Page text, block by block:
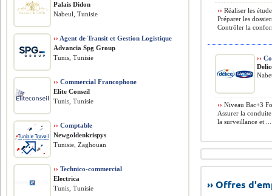
›› Réaliser les
Préparer les
Contrôler la
››
›› Niveau Bac+3
Assurer la
la surveillance et ...
›› Offres
Palais Didon
Nabeul, Tunisie
›› Agent de Transit et Gestion Logistique
Advancia Spg Group
Tunis, Tunisie
›› Commercial Francophone
Elite Conseil
Tunis, Tunisie
›› Comptable
Newgoldenkrispys
Tunisie, Zaghouan
›› Technico-commercial
Electrica
Tunis, Tunisie